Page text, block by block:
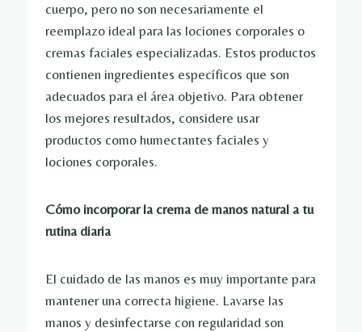
cuerpo, pero no son necesariamente el
reemplazo ideal para las lociones corporales o
cremas faciales especializadas. Estos productos
contienen ingredientes específicos que son
adecuados para el área objetivo. Para obtener
los mejores resultados, considere usar
productos como humectantes faciales y
lociones corporales.
Cómo incorporar la crema de manos natural a tu
rutina diaria
El cuidado de las manos es muy importante para
mantener una correcta higiene. Lavarse las
manos y desinfectarse con regularidad son